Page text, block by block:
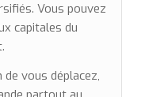
Vous pouvez
capitales du
de vous déplacez,